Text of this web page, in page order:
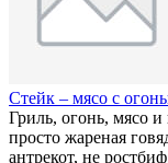
Стейк – мясо с
Гриль, огонь, мясо
просто жареная
антрекот, не